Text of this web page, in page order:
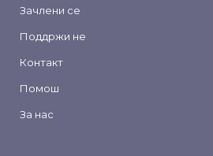
Зачлени се
Поддржи не
Контакт
Помош
За нас